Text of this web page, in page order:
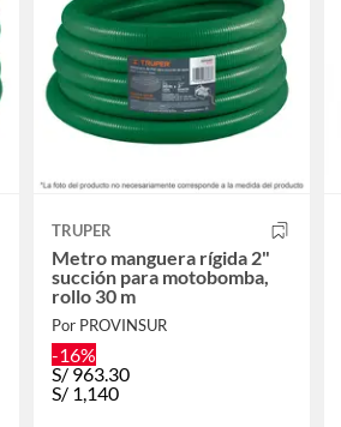
TRUPER
Metro manguera rígida 2"
succión para motobomba,
rollo 30 m
Por PROVINSUR
-16%
S/963.30
S/ 1,140